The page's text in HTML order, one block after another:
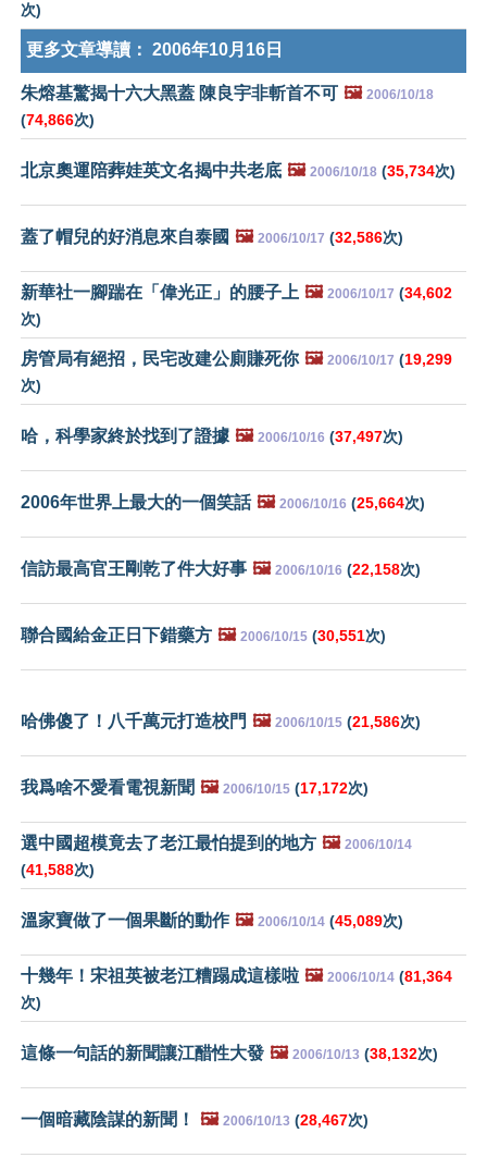
次)
更多文章導讀： 2006年10月16日
朱熔基驚揭十六大黑蓋 陳良宇非斬首不可 🖼️ 2006/10/18
(74,866次)
北京奧運陪葬娃英文名揭中共老底 🖼️ 2006/10/18 (35,734次)
蓋了帽兒的好消息來自泰國 🖼️ 2006/10/17 (32,586次)
新華社一腳踹在「偉光正」的腰子上 🖼️ 2006/10/17 (34,602
次)
房管局有絕招，民宅改建公廁賺死你 🖼️ 2006/10/17 (19,299
次)
哈，科學家終於找到了證據 🖼️ 2006/10/16 (37,497次)
2006年世界上最大的一個笑話 🖼️ 2006/10/16 (25,664次)
信訪最高官王剛乾了件大好事 🖼️ 2006/10/16 (22,158次)
聯合國給金正日下錯藥方 🖼️ 2006/10/15 (30,551次)
哈佛傻了！八千萬元打造校門 🖼️ 2006/10/15 (21,586次)
我爲啥不愛看電視新聞 🖼️ 2006/10/15 (17,172次)
選中國超模竟去了老江最怕提到的地方 🖼️ 2006/10/14
(41,588次)
溫家寶做了一個果斷的動作 🖼️ 2006/10/14 (45,089次)
十幾年！宋祖英被老江糟蹋成這樣啦 🖼️ 2006/10/14 (81,364
次)
這條一句話的新聞讓江醋性大發 🖼️ 2006/10/13 (38,132次)
一個暗藏陰謀的新聞！ 🖼️ 2006/10/13 (28,467次)